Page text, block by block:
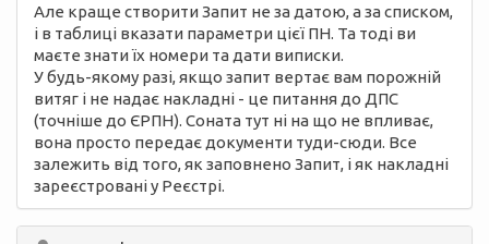
Але краще створити Запит не за датою, а за списком,
і в таблиці вказати параметри цієї ПН. Та тоді ви
маєте знати їх номери та дати виписки.
У будь-якому разі, якщо запит вертає вам порожній
витяг і не надає накладні - це питання до ДПС
(точніше до ЄРПН). Соната тут ні на що не впливає,
вона просто передає документи туди-сюди. Все
залежить від того, як заповнено Запит, і як накладні
зареєстровані у Реєстрі.